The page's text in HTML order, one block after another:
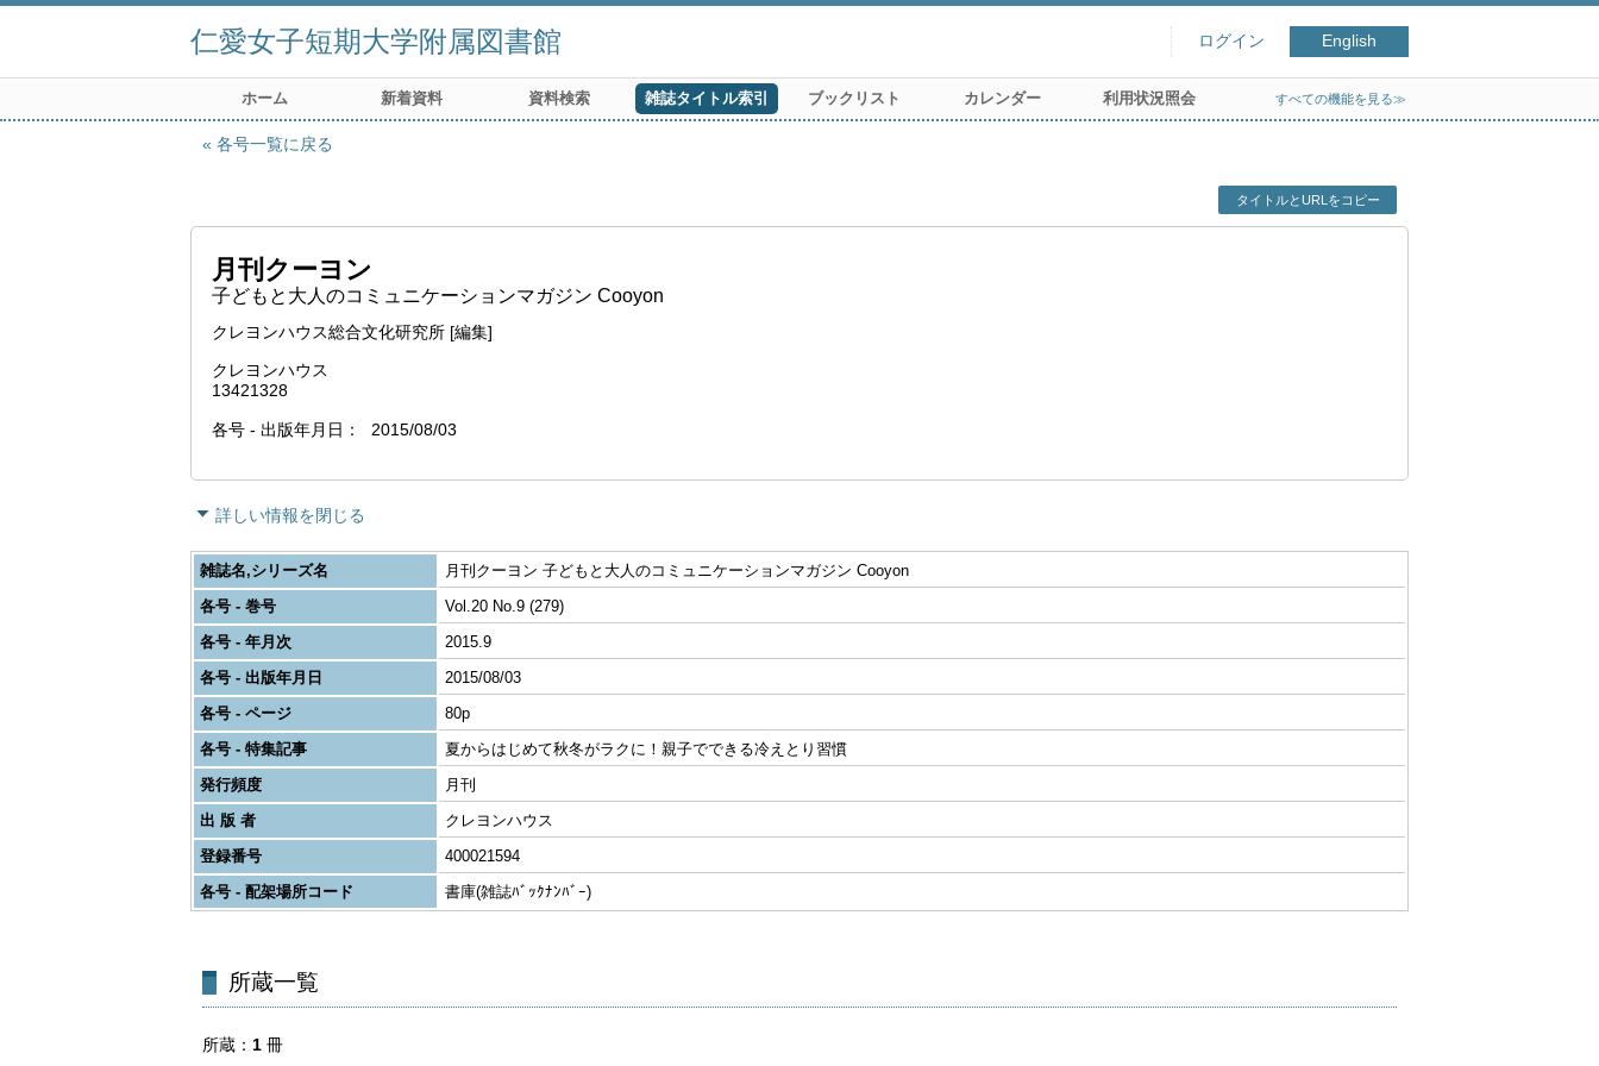
仁愛女子短期大学附属図書館 ログイン English
ホーム 新着資料 資料検索 雑誌タイトル索引 ブックリスト カレンダー 利用状況照会 すべての機能を見る≫
各号一覧に戻る
タイトルとURLをコピー
月刊クーヨン
子どもと大人のコミュニケーションマガジン Cooyon
クレヨンハウス総合文化研究所 [編集]
クレヨンハウス
13421328
各号 - 出版年月日 2015/08/03
詳しい情報を閉じる
雑誌名,シリーズ名
月刊クーヨン 子どもと大人のコミュニケーションマガジン Cooyon
各号 - 巻号
Vol.20 No.9 (279)
各号 - 年月次
2015.9
各号 - 出版年月日
2015/08/03
各号 - ページ
80p
各号 - 特集記事
夏からはじめて秋冬がラクに！親子でできる冷えとり習慣
発行頻度
月刊
出 版 者
クレヨンハウス
登録番号
400021594
各号 - 配架場所コード
書庫(雑誌ﾊﾞｯｸﾅﾝﾊﾞｰ)
所蔵一覧
所蔵 1 冊